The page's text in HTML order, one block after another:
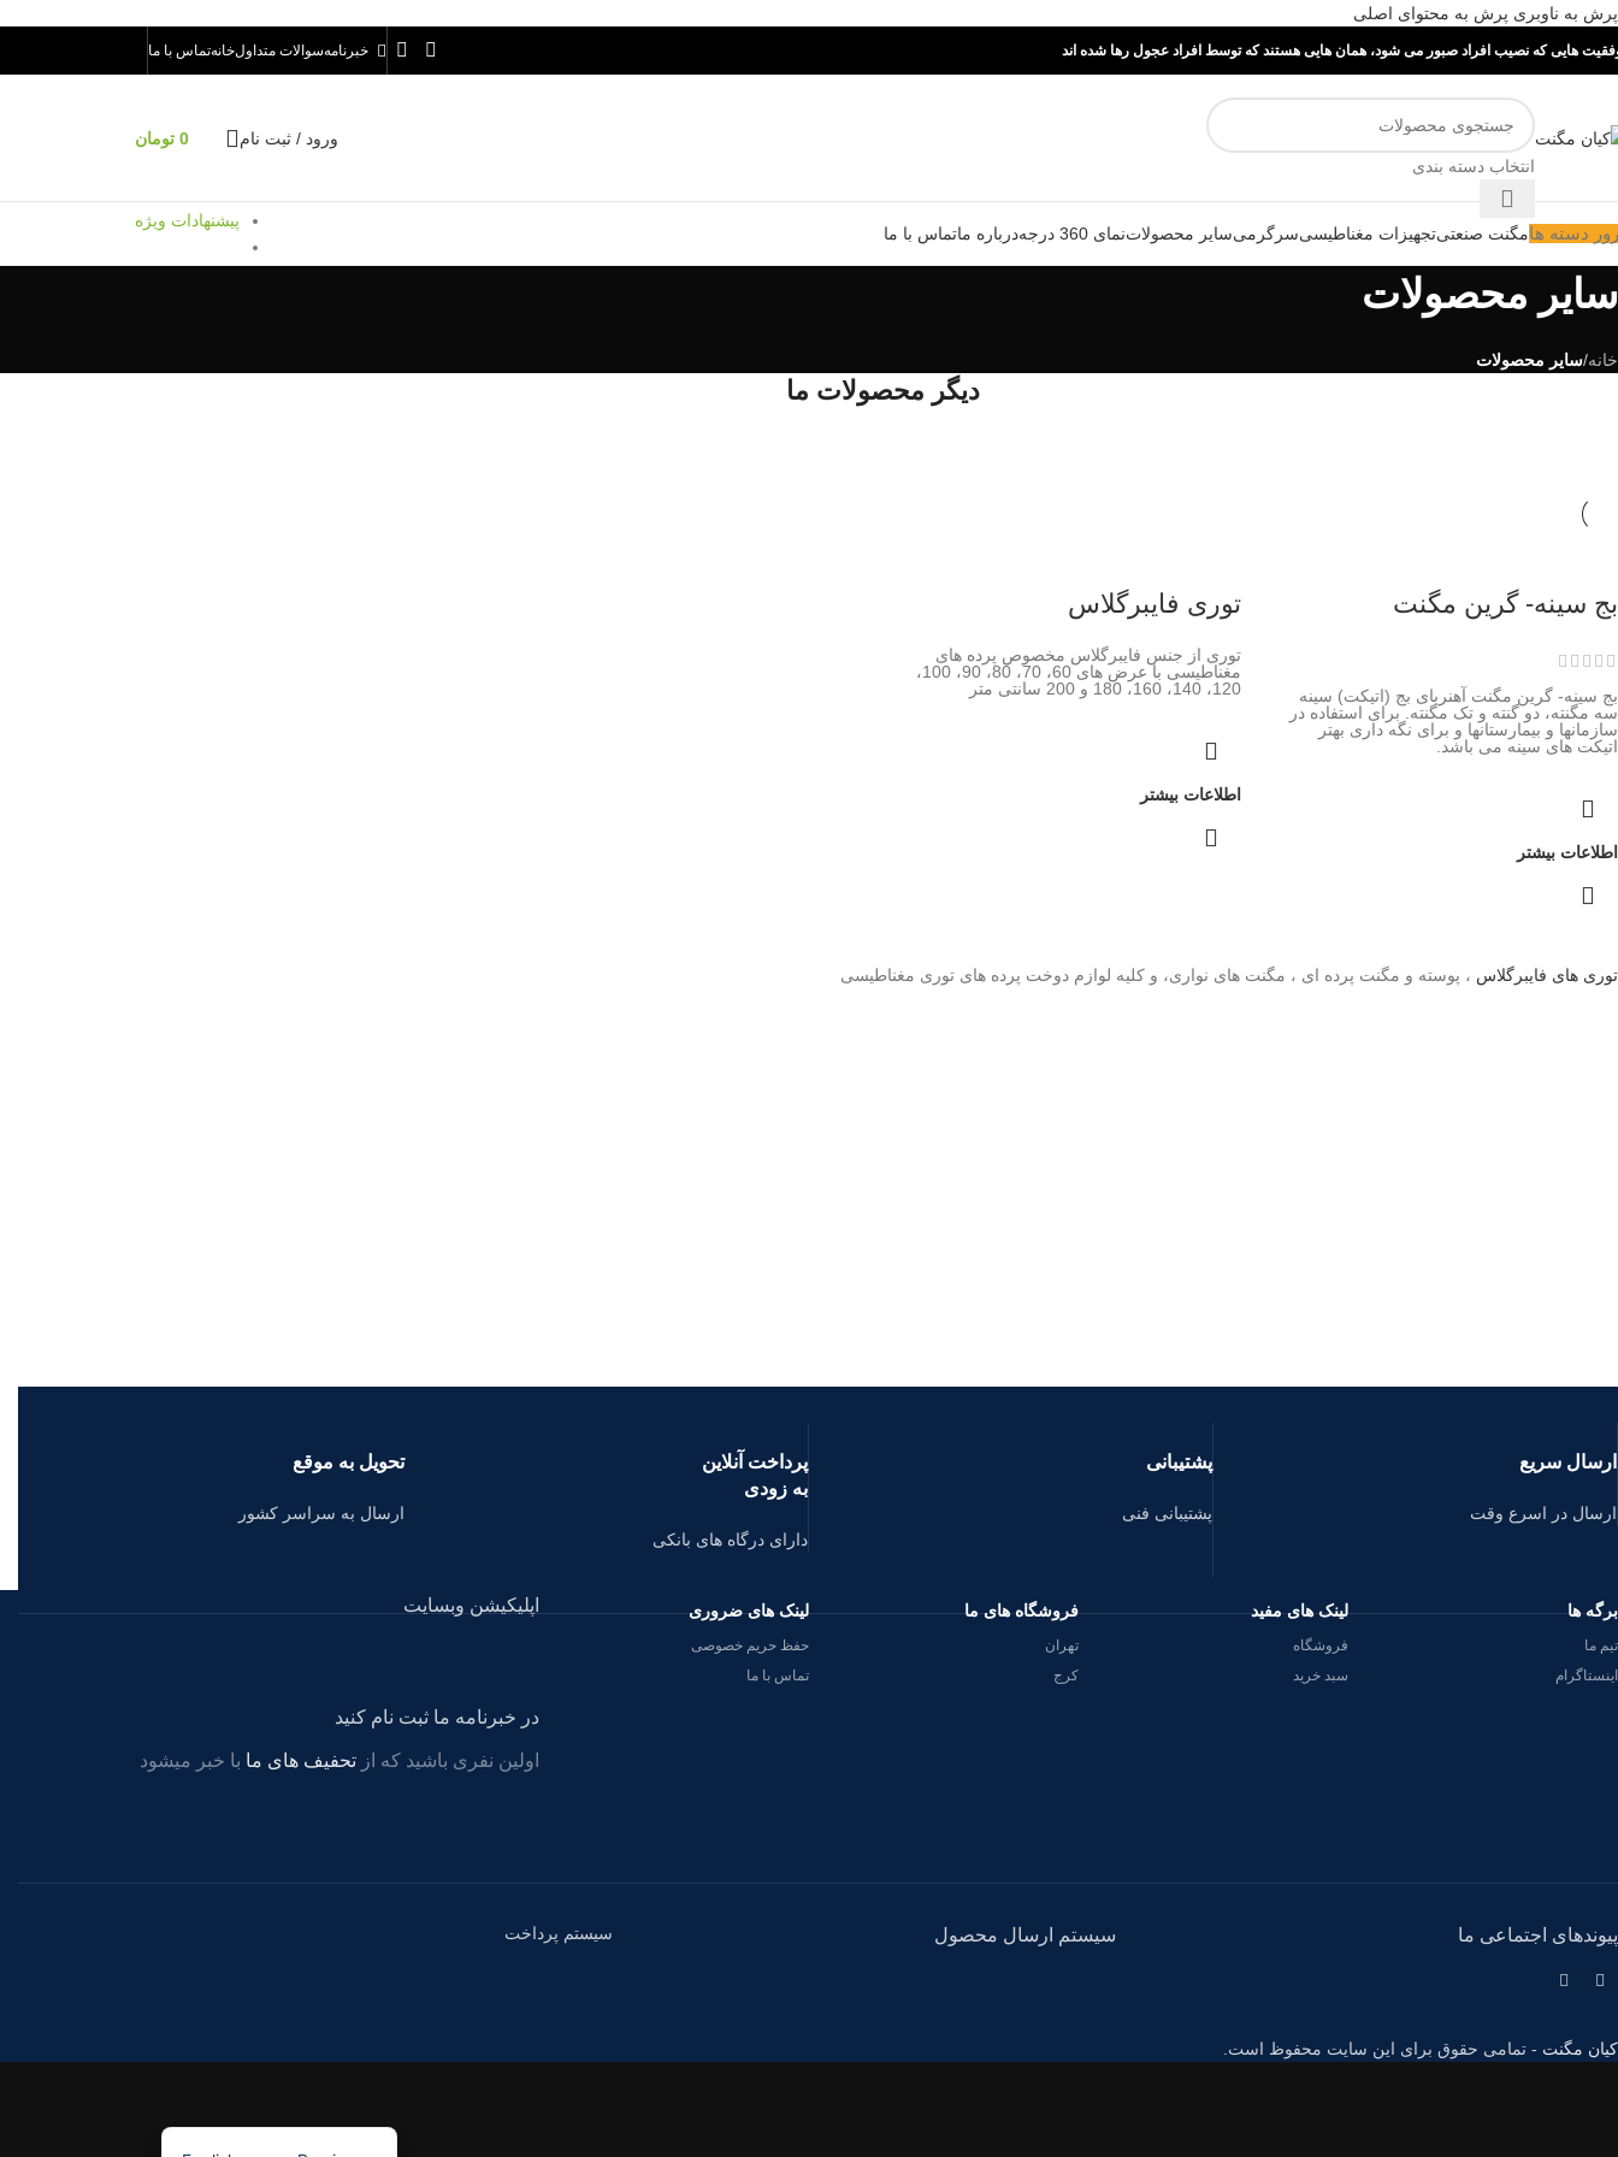
پرش به ناوبری پرش به محتوای اصلی
هایی که نصیب افراد صبور می شود، همان هایی هستند که توسط افراد عجول رها شده اند خبرنامهسوالات متداولخانهتماس با ما
انتخاب دسته بندی
ورود / ثبت نام 0 تومان
دسته هامگنت صنعتیتجهیزات مغناطیسیسرگرمیسایر محصولاتنمای 360 درجه درباره ماتماس با ما
پیشنهادات ویژه
سایر محصولات
خانه/سایر محصولات
دیگر محصولات ما
بج سینه- گرین مگنت
بج سینه- گرین مگنت آهنربای بج (اتیکت) سینه
سه مگنته، دو گنته و تک مگنته. برای استفاده در
سازمانها و بیمارستانها و برای نگه داری بهتر
اتیکت های سینه می باشد.
اطلاعات بیشتر
توری فایبرگلاس
توری از جنس فایبرگلاس مخصوص پرده های
مغناطیسی با عرض های 60، 70، 80، 90، 100،
120، 140، 160، 180 و 200 سانتی متر
اطلاعات بیشتر
توری های فایبرگلاس ، پوسته و مگنت پرده ای ، مگنت های نواری، و کلیه لوازم دوخت پرده های توری مغناطیسی
ارسال سریع
ارسال در اسرع وقت
پشتیبانی
پشتیبانی فنی
پرداخت آنلاین
به زودی
دارای درگاه های بانکی
تحویل به موقع
ارسال به سراسر کشور
برگه ها
تیم ما
اینستاگرام
لینک های مفید
فروشگاه
سبد خرید
فروشگاه های ما
تهران
کرج
لینک های ضروری
حفظ حریم خصوصی
تماس با ما
اپلیکیشن وبسایت
در خبرنامه ما ثبت نام کنید
اولین نفری باشید که از تحفیف های ما با خبر میشود
سیستم پرداخت سیستم ارسال محصول پیوندهای اجتماعی ما
کیان مگنت - تمامی حقوق برای این سایت محفوظ است.